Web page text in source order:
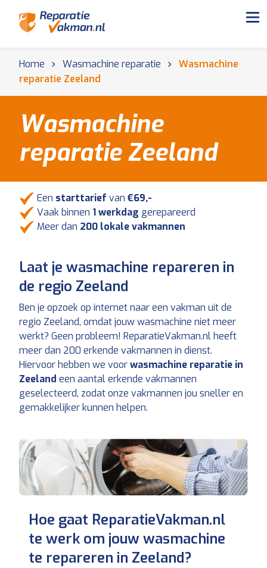
Home Wasmachine reparatie
Wasmachine
reparatie Zeeland
Wasmachine
reparatie Zeeland
Een starttarief van €69,-
Vaak binnen 1 werkdag gerepareerd
Meer dan 200 lokale vakmannen
Laat je wasmachine repareren in
de regio Zeeland
Ben je opzoek op internet naar een vakman uit de
regio Zeeland, omdat jouw wasmachine niet meer
werkt? Geen probleem! ReparatieVakman.nl heeft
meer dan 200 erkende vakmannen in dienst.
Hiervoor hebben we voorwasmachine reparatie in
Zeeland een aantal erkende vakmannen
geselecteerd, zodat onze vakmannen jou sneller en
gemakkelijker kunnen helpen.
Hoe gaat ReparatieVakman.nl
te werk om jouw wasmachine
te repareren in Zeeland?